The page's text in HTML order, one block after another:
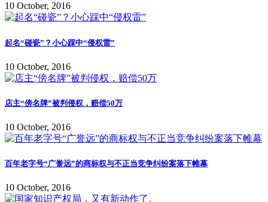
10 October, 2016
起名“碰瓷”？小心踩中“侵权雷”
10 October, 2016
店主“傍名牌”被判侵权，赔偿50万
10 October, 2016
百年老字号“广誉远”的商标权与不正当竞争纠纷案落下帷幕
10 October, 2016